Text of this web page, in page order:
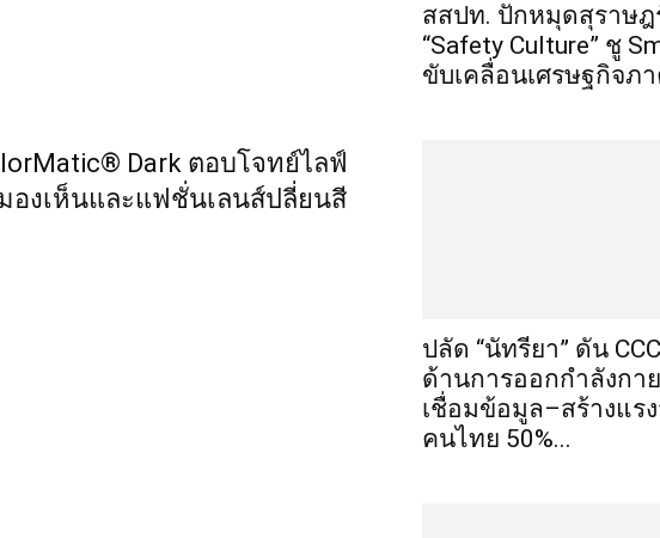
Dark ตอบโจทย์ไลฟ์
องเห็นและแฟชั่นเลนส์ปลี่ยนสี
สสปท. ปักหมุดสุราษฎ
“Safety Culture” ชู
ขับเคลื่อนเศรษฐกิจภ
ปลัด “นัทรียา” ดัน
ด้านการออกกำลังกา
เชื่อมข้อมูล–สร้างแรง
คนไทย 50%...